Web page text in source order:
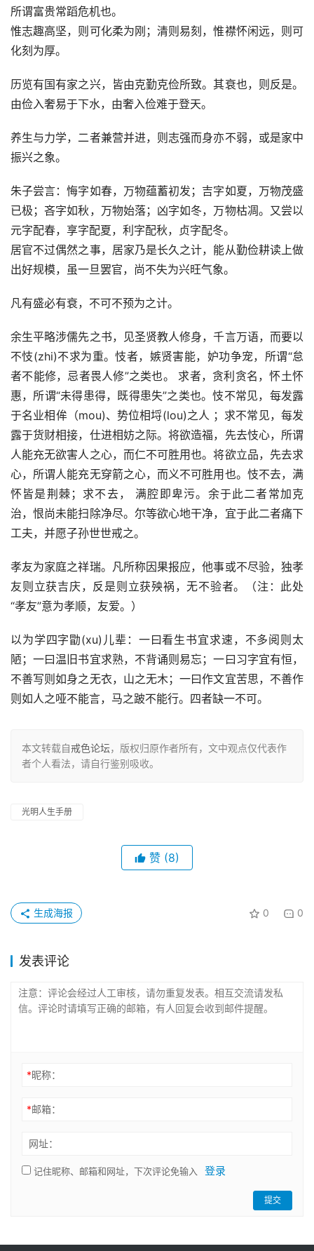
所谓富贵常蹈危机也。
惟志趣高坚，则可化柔为刚；清则易刻，惟襟怀闲远，则可
化刻为厚。
历览有国有家之兴，皆由克勤克俭所致。其衰也，则反是。
由俭入奢易于下水，由奢入俭难于登天。
养生与力学，二者兼营并进，则志强而身亦不弱，或是家中
振兴之象。
朱子尝言：悔字如春，万物蕴蓄初发；吉字如夏，万物茂盛
已极；吝字如秋，万物始落；凶字如冬，万物枯凋。又尝以
元字配春，享字配夏，利字配秋，贞字配冬。
居官不过偶然之事，居家乃是长久之计，能从勤俭耕读上做
出好规模，虽一旦罢官，尚不失为兴旺气象。
凡有盛必有衰，不可不预为之计。
余生平略涉儒先之书，见圣贤教人修身，千言万语，而要以
不忮(zhi)不求为重。忮者，嫉贤害能，妒功争宠，所谓“怠
者不能修，忌者畏人修”之类也。 求者，贪利贪名，怀土怀
惠，所谓“未得患得，既得患失”之类也。忮不常见，每发露
于名业相侔（mou)、势位相埒(lou)之人 ；求不常见，每发
露于货财相接，仕进相妨之际。将欲造福，先去忮心，所谓
人能充无欲害人之心，而仁不可胜用也。将欲立品，先去求
心，所谓人能充无穿箭之心，而义不可胜用也。忮不去，满
怀皆是荆棘；求不去， 满腔即卑污。余于此二者常加克
治，恨尚未能扫除净尽。尔等欲心地干净，宜于此二者痛下
工夫，并愿子孙世世戒之。
孝友为家庭之祥瑞。凡所称因果报应，他事或不尽验，独孝
友则立获吉庆，反是则立获殃祸，无不验者。（注：此处
“孝友”意为孝顺，友爱。）
以为学四字勖(xu)儿辈：一曰看生书宜求速，不多阅则太
陋；一曰温旧书宜求熟，不背诵则易忘；一曰习字宜有恒，
不善写则如身之无衣，山之无木；一曰作文宜苦思，不善作
则如人之哑不能言，马之跛不能行。四者缺一不可。
本文转载自戒色论坛，版权归原作者所有，文中观点仅代表作
者个人看法，请自行鉴别吸收。
光明人生手册
赞 (8)
0 0
生成海报
发表评论
*昵称：
*邮箱：
网址：
记住昵称、邮箱和网址，下次评论免输入 登录
提交